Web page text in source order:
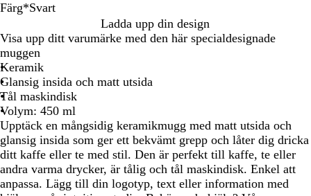
Färg*Svart
v
a
r
t
a
r
i
n
b
l
å
i
t
r
å
Ladda upp din design
Visa upp ditt varumärke med den här specialdesignade
muggen
Keramik
Glansig insida och matt utsida
Tål maskindisk
Volym: 450 ml
Upptäck en mångsidig keramikmugg med matt utsida och
glansig insida som ger ett bekvämt grepp och låter dig dricka
ditt kaffe eller te med stil. Den är perfekt till kaffe, te eller
andra varma drycker, är tålig och tål maskindisk. Enkel att
anpassa. Lägg till din logotyp, text eller information med